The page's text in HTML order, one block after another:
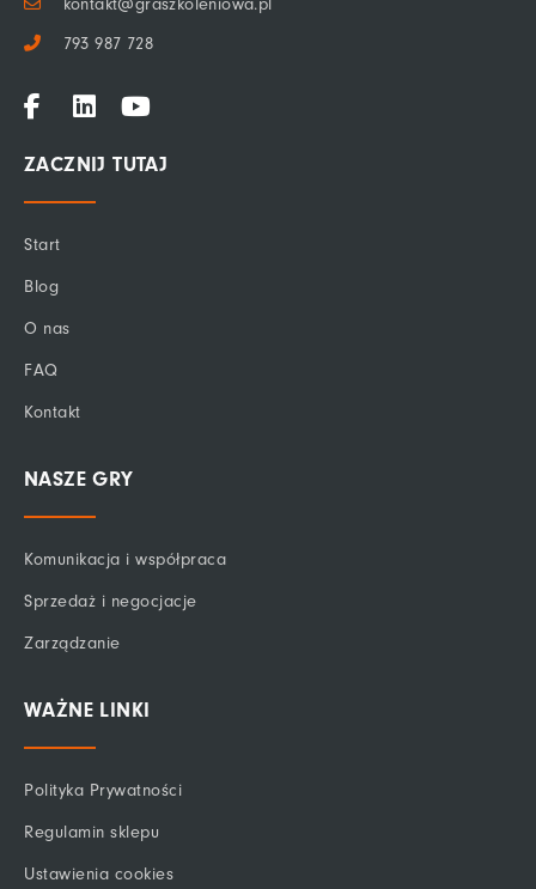
793 987 728
F
a
e
b
o
k
f
L
i
k
e
Y
o
t
ZACZNIJ TUTAJ
Start
Blog
O nas
FAQ
Kontakt
NASZE GRY
Komunikacja i współpraca
Sprzedaż i negocjacje
Zarządzanie
WAŻNE LINKI
Polityka Prywatności
Regulamin sklepu
Ustawienia cookies